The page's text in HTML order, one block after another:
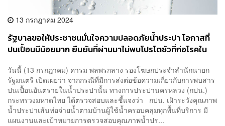
13 กรกฎาคม 2024
รัฐบาลขอให้ประชาชนมั่นใจความปลอดภัยน้ำประปา โอกาสที่
ปนเปื้อนมีน้อยมาก ยืนยันที่ผ่านมาไม่พบโปรโตซัวที่ก่อโรคใน
วันนี้ (13 กรกฎาคม) คารม พลพรกลาง รองโฆษกประจำสำนักนายก
รัฐมนตรี เปิดเผยว่า จากกรณีที่มีการส่งต่อข้อความเกี่ยวกับการพบสาร
ปนเปื้อนอันตรายในน้ำประปานั้น ทางการประปานครหลวง (กปน.)
กระทรวงมหาดไทย ได้ตรวจสอบและชี้แจงว่า กปน. เฝ้าระวังคุณภาพ
น้ำประปาเส้นท่อจ่ายน้ำตามบ้านผู้ใช้น้ำครอบคลุมทุกพื้นที่บริการ มี
แผนงานและเป้าหมายการตรวจสอบคุณภาพน้ำปร...